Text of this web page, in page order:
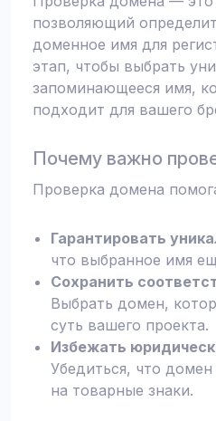
позволяющий
доменное имя для
этап, чтобы выбрать
запоминающееся имя,
подходит для вашего
Почему важно
Проверка домена
Гарантировать
что выбранное имя
Сохранить
Выбрать домен,
суть вашего проекта.
Избежать
Убедиться, что
на товарные знаки.